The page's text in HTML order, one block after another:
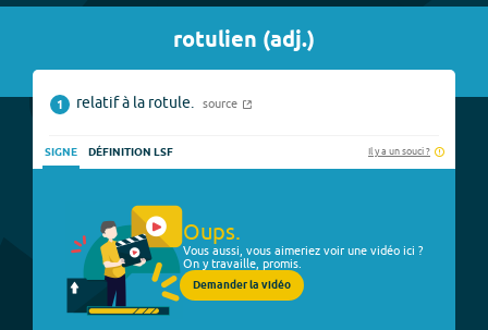
rotulien (adj.)
1 relatif à la rotule. source
SIGNE DÉFINITION LSF Il y a un souci ?
Oups.
Vous aussi, vous aimeriez voir une vidéo ici ?
On y travaille, promis.
Demander la vidéo